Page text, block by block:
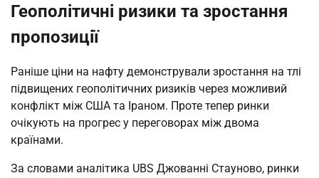
Геополітичні ризики та зростання
пропозиції
Раніше ціни на нафту демонстрували зростання на тлі
підвищених геополітичних ризиків через можливий
конфлікт між США та Іраном. Проте тепер ринки
очікують на прогрес у переговорах між двома
країнами.
За словами аналітика UBS Джованні Стауново, ринки